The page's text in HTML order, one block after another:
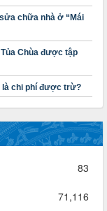
tài sản công
toán ngân sách
chữa nhà ở “Mái
Chùa được tập
là chi phí được trừ?
83
71,116